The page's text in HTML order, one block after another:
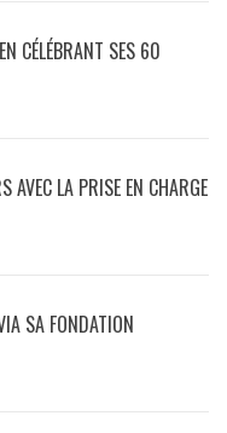
CÉLÉBRANT SES 60
AVEC LA PRISE EN CHARGE
SA FONDATION